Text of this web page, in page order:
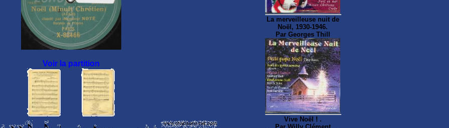
Voir la partition
La merveilleuse nuit de
Noël, 1930-1946.
Par Georges Thill
Vive Noël ! .